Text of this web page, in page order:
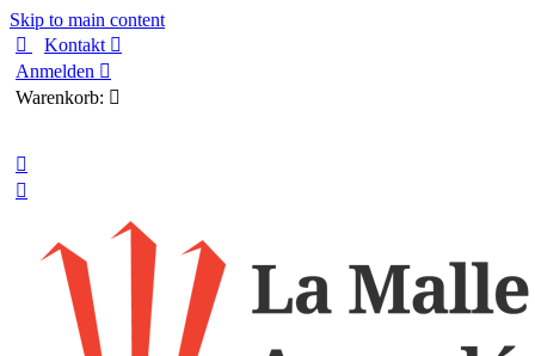
Skip to main content

Kontakt 
Anmelden 
Warenkorb: 

